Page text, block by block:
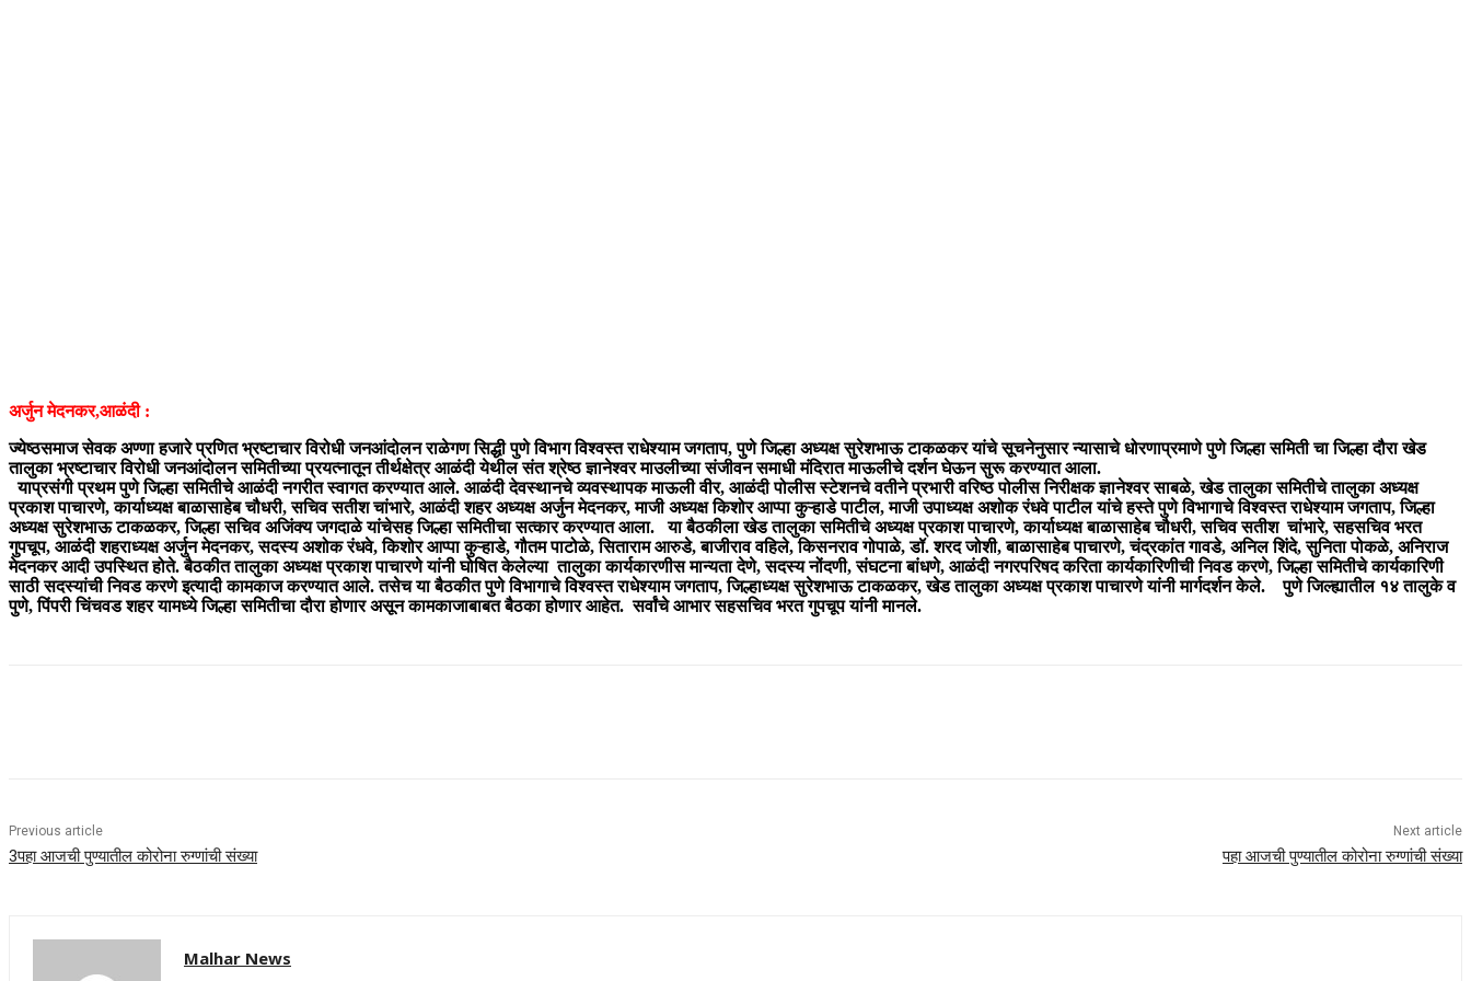
अर्जुन मेदनकर,आळंदी :
ज्येष्ठसमाज सेवक अण्णा हजारे प्रणित भ्रष्टाचार विरोधी जनआंदोलन राळेगण सिद्धी पुणे विभाग विश्वस्त राधेश्याम जगताप, पुणे जिल्हा अध्यक्ष सुरेशभाऊ टाकळकर यांचे सूचनेनुसार न्यासाचे धोरणाप्रमाणे पुणे जिल्हा समिती चा जिल्हा दौरा खेड
तालुका भ्रष्टाचार विरोधी जनआंदोलन समितीच्या प्रयत्नातून तीर्थक्षेत्र आळंदी येथील संत श्रेष्ठ ज्ञानेश्वर माउलीच्या संजीवन समाधी मंदिरात माऊलीचे दर्शन घेऊन सुरू करण्यात आला.
याप्रसंगी प्रथम पुणे जिल्हा समितीचे आळंदी नगरीत स्वागत करण्यात आले. आळंदी देवस्थानचे व्यवस्थापक माऊली वीर, आळंदी पोलीस स्टेशनचे वतीने प्रभारी वरिष्ठ पोलीस निरीक्षक ज्ञानेश्‍वर साबळे, खेड तालुका समितीचे तालुका अध्यक्ष
प्रकाश पाचारणे, कार्याध्यक्ष बाळासाहेब चौधरी, सचिव सतीश चांभारे, आळंदी शहर अध्यक्ष अर्जुन मेदनकर, माजी अध्यक्ष किशोर आप्पा कुऱ्हाडे पाटील, माजी उपाध्यक्ष अशोक रंधवे पाटील यांचे हस्ते पुणे विभागाचे विश्वस्त राधेश्‍याम जगताप, जिल्हा
अध्यक्ष सुरेशभाऊ टाकळकर, जिल्हा सचिव अजिंक्य जगदाळे यांचेसह जिल्हा समितीचा सत्कार करण्यात आला. या बैठकीला खेड तालुका समितीचे अध्यक्ष प्रकाश पाचारणे, कार्याध्यक्ष बाळासाहेब चौधरी, सचिव सतीश चांभारे, सहसचिव भरत
गुपचूप, आळंदी शहराध्यक्ष अर्जुन मेदनकर, सदस्य अशोक रंधवे, किशोर आप्पा कुऱ्हाडे, गौतम पाटोळे, सिताराम आरुडे, बाजीराव वहिले, किसनराव गोपाळे, डॉ. शरद जोशी, बाळासाहेब पाचारणे, चंद्रकांत गावडे, अनिल शिंदे, सुनिता पोकळे, अनिराज
मेदनकर आदी उपस्थित होते. बैठकीत तालुका अध्यक्ष प्रकाश पाचारणे यांनी घोषित केलेल्या तालुका कार्यकारणीस मान्यता देणे, सदस्य नोंदणी, संघटना बांधणे, आळंदी नगरपरिषद करिता कार्यकारिणीची निवड करणे, जिल्हा समितीचे कार्यकारिणी
साठी सदस्यांची निवड करणे इत्यादी कामकाज करण्यात आले. तसेच या बैठकीत पुणे विभागाचे विश्वस्त राधेश्याम जगताप, जिल्हाध्यक्ष सुरेशभाऊ टाकळकर, खेड तालुका अध्यक्ष प्रकाश पाचारणे यांनी मार्गदर्शन केले. पुणे जिल्ह्यातील १४ तालुके व
पुणे, पिंपरी चिंचवड शहर यामध्ये जिल्हा समितीचा दौरा होणार असून कामकाजाबाबत बैठका होणार आहेत. सर्वांचे आभार सहसचिव भरत गुपचूप यांनी मानले.
Previous article
3पहा आजची पुण्यातील कोरोना रुग्णांची संख्या
Next article
पहा आजची पुण्यातील कोरोना रुग्णांची संख्या
Malhar News